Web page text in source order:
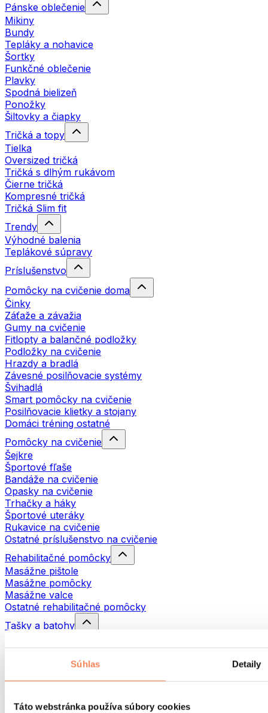
Súhlas Detaily
Táto webstránka používa súbory cookies
Pánske oblečenie
Mikiny
Bundy
Tepláky a nohavice
Šortky
Funkčné oblečenie
Plavky
Spodná bielizeň
Ponožky
Šiltovky a čiapky
Tričká a topy
Tielka
Oversized tričká
Tričká s dlhým rukávom
Čierne tričká
Kompresné tričká
Tričká Slim fit
Trendy
Výhodné balenia
Teplákové súpravy
Príslušenstvo
Pomôcky na cvičenie doma
Činky
Záťaže a závažia
Gumy na cvičenie
Fitlopty a balančné podložky
Podložky na cvičenie
Hrazdy a bradlá
Závesné posilňovacie systémy
Švihadlá
Smart pomôcky na cvičenie
Posilňovacie klietky a stojany
Domáci tréning ostatné
Pomôcky na cvičenie
Šejkre
Športové fľaše
Bandáže na cvičenie
Opasky na cvičenie
Trhačky a háky
Športové uteráky
Rukavice na cvičenie
Ostatné príslušenstvo na cvičenie
Rehabilitačné pomôcky
Masážne pištole
Masážne pomôcky
Masážne valce
Ostatné rehabilitačné pomôcky
Tašky a batohy
Tašky do fitka
Pomôcky podľa aktivity
Bojové športy